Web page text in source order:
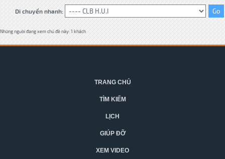
Di chuyển nhanh:
Những người đang xem chủ đề này: 1 khách
TRANG CHỦ
TÌM KIẾM
LỊCH
GIÚP ĐỠ
XEM VIDEO